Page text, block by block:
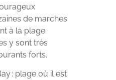
de marches
à la plage.
y sont très
forts.
: plage où il est